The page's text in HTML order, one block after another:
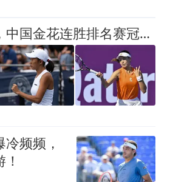
法网冠军出局，中国金花连胜排名赛冠军及大满贯选手，一姐恐有变
频频，